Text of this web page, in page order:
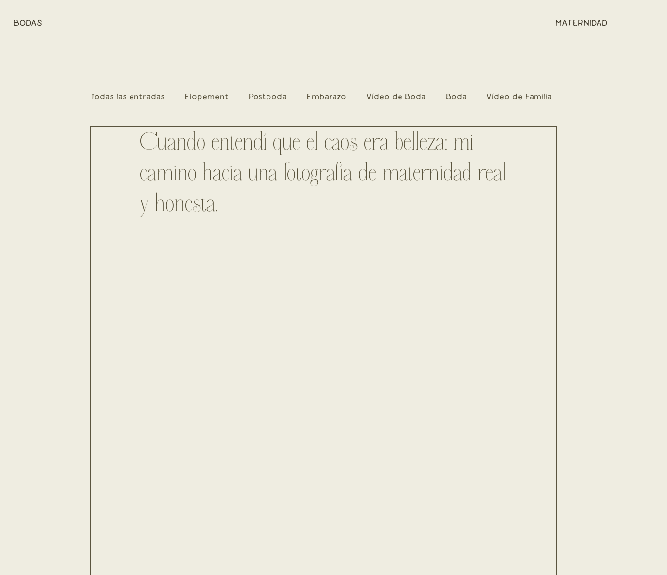
BODAS MATERNIDAD
Todas las entradas Elopement Postboda Embarazo Vídeo de Boda Boda Vídeo de Familia
Retratos en movimiento Intimate Wedding Weddings Maternidad
Cuando entendí que el caos era belleza: mi
camino hacia una fotografía de maternidad real
y honesta.